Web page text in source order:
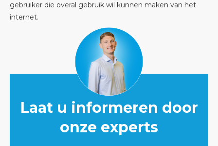
gebruiker die overal gebruik wil kunnen maken van het
internet.
Laat u informeren door
onze experts